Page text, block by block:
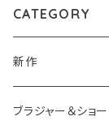
CATEGORY
新作
ブラジャー＆ショ